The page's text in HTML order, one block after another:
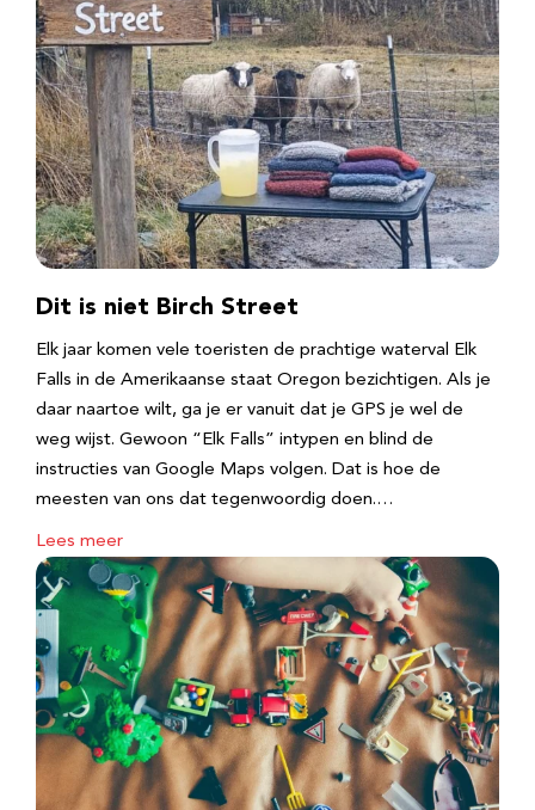
Dit is niet Birch Street
Elk jaar komen vele toeristen de prachtige waterval Elk
Falls in de Amerikaanse staat Oregon bezichtigen. Als je
daar naartoe wilt, ga je er vanuit dat je GPS je wel de
weg wijst. Gewoon “Elk Falls” intypen en blind de
instructies van Google Maps volgen. Dat is hoe de
meesten van ons dat tegenwoordig doen.…
Lees meer